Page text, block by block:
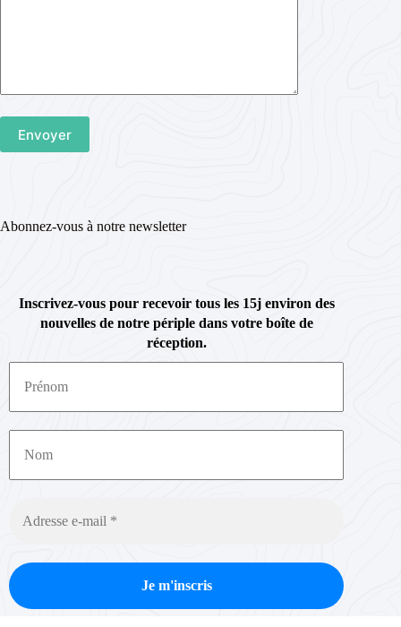
Abonnez-vous à notre newsletter
Inscrivez-vous pour recevoir tous les 15j environ des
nouvelles de notre périple dans votre boîte de
réception.